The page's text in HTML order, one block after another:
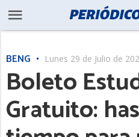
BENG Lunes 29 de Julio de
Boleto
Gratuito: